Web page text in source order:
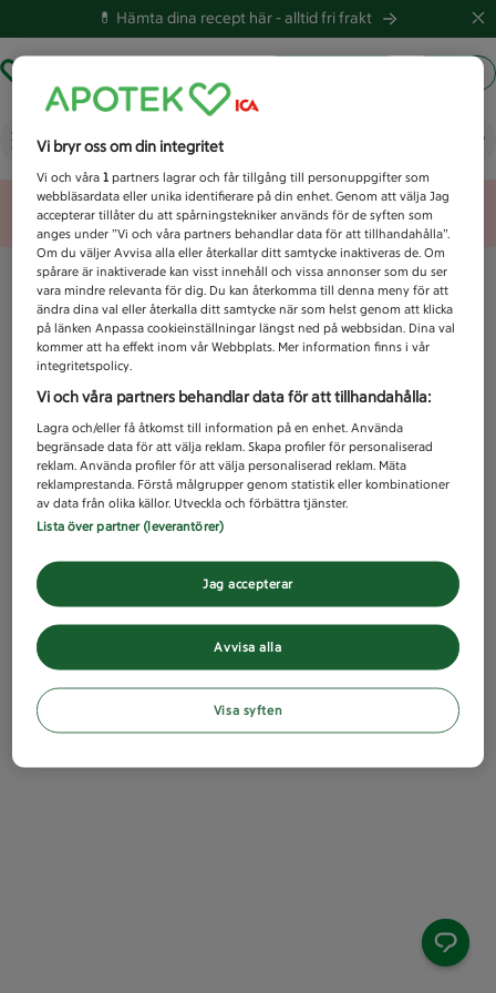
💊 Hämta dina recept här -alltid fri frakt
Vad letar du efter idag?
Unknown error
Vi bryr oss om din integritet
Vi och våra1 partners lagrar och får tillgång till personuppgifter som
webbläsardata eller unika identifierare på din enhet. Genom att välja Jag
accepterar tillåter du att spårningstekniker används för de syften som
anges under ”Vi och våra partners behandlar data för att tillhandahålla”.
Om du väljer Avvisa alla eller återkallar ditt samtycke inaktiveras de. Om
spårare är inaktiverade kan visst innehåll och vissa annonser som du ser
vara mindre relevanta för dig. Du kan återkomma till denna meny för att
ändra dina val eller återkalla ditt samtycke när som helst genom att klicka
på länken Anpassa cookieinställningar längst ned på webbsidan. Dina val
kommer att ha effekt inom vår Webbplats. Mer information finns i vår
integritetspolicy.
Vi och våra partners behandlar data för att tillhandahålla:
Lagra och/eller få åtkomst till information på en enhet. Använda
begränsade data för att välja reklam. Skapa profiler för personaliserad
reklam. Använda profiler för att välja personaliserad reklam. Mäta
reklamprestanda. Förstå målgrupper genom statistik eller kombinationer
av data från olika källor. Utveckla och förbättra tjänster.
Lista över partner (leverantörer)
Avvisa alla
Jag accepterar
Visa syften